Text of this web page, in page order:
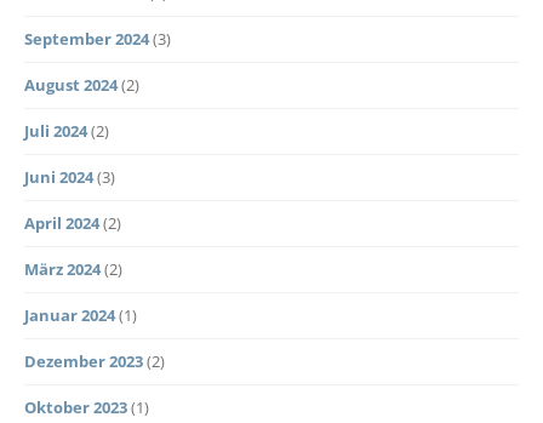
September 2024(3)
August 2024(2)
Juli 2024(2)
Juni 2024(3)
April 2024(2)
März 2024(2)
Januar 2024(1)
Dezember 2023(2)
Oktober 2023(1)